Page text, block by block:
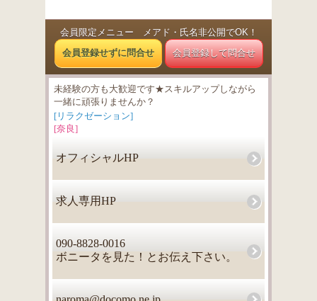
会員限定メニュー メアド・氏名非公開でOK！
会員登録せずに問合せ
会員登録して問合せ
未経験の方も大歓迎です★スキルアップしながら
一緒に頑張りませんか？
[リラクゼーション]
[奈良]
オフィシャルHP
求人専用HP
090-8828-0016
ボニータを見た！とお伝え下さい。